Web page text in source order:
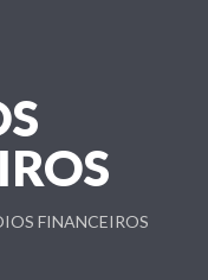
FINANCEIROS